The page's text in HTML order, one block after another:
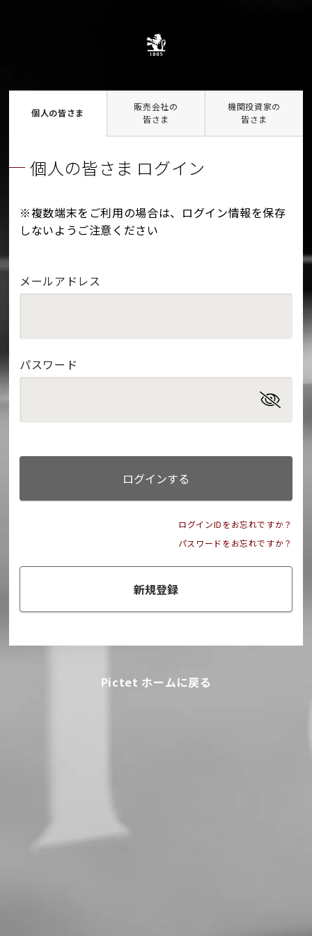
個人の皆さま
販売会社の
皆さま
機関投資家の
皆さま
個人の皆さま ログイン
※複数端末をご利用の場合は、ログイン情報を保存
しないようご注意ください
メールアドレス
パスワード
ログインする
ログインIDをお忘れですか？
パスワードをお忘れですか？
新規登録
Pictet ホームに戻る